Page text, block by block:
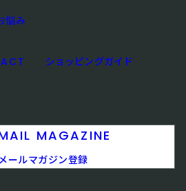
悩み
ショッピングガイド
MAGAZINE
ールマガジン登録